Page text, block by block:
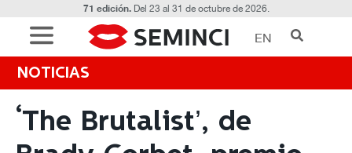
71 edición.Del 23 al 31 de octubre de 2026.
EN
NOTICIAS
‘The Brutalist’, de